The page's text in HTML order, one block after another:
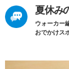
夏休み
ウォーカー
おでかけス